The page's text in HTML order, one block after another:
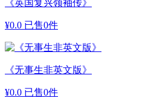
《英国复兴领袖传》
¥0.0 已售0件
《无事生非英文版》
¥0.0 已售0件